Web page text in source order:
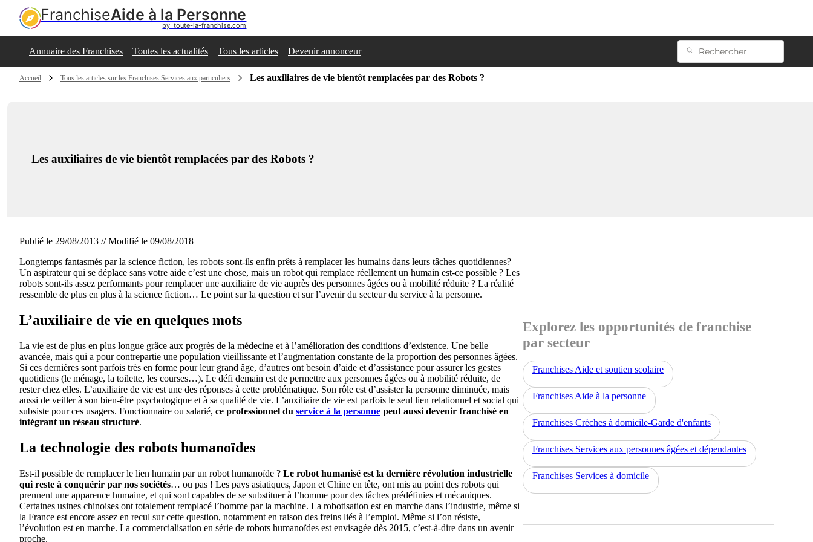
FranchiseAide à la Personne
by  toute-la-franchise.com
Annuaire des Franchises Toutes les actualités Tous les articles Devenir annonceur
Accueil Tous les articles sur les Franchises Services aux particuliers Les auxiliaires de vie bientôt remplacées par des Robots ?
Les auxiliaires de vie bientôt remplacées par des Robots ?
Publié le 29/08/2013 // Modifié le 09/08/2018
Longtemps fantasmés par la science fiction, les robots sont-ils enfin prêts à remplacer les humains dans leurs tâches quotidiennes?
Un aspirateur qui se déplace sans votre aide c’est une chose, mais un robot qui remplace réellement un humain est-ce possible ? Les
robots sont-ils assez performants pour remplacer une auxiliaire de vie auprès des personnes âgées ou à mobilité réduite ? La réalité
ressemble de plus en plus à la science fiction… Le point sur la question et sur l’avenir du secteur du service à la personne.
L’auxiliaire de vie en quelques mots
La vie est de plus en plus longue grâce aux progrès de la médecine et à l’amélioration des conditions d’existence. Une belle
avancée, mais qui a pour contrepartie une population vieillissante et l’augmentation constante de la proportion des personnes âgées.
Si ces dernières sont parfois très en forme pour leur grand âge, d’autres ont besoin d’aide et d’assistance pour assurer les gestes
quotidiens (le ménage, la toilette, les courses…). Le défi demain est de permettre aux personnes âgées ou à mobilité réduite, de
rester chez elles. L’auxiliaire de vie est une des réponses à cette problématique. Son rôle est d’assister la personne diminuée, mais
aussi de veiller à son bien-être psychologique et à sa qualité de vie. L’auxiliaire de vie est parfois le seul lien relationnel et social qui
subsiste pour ces usagers. Fonctionnaire ou salarié, ce professionnel du service à la personne peut aussi devenir franchisé en
intégrant un réseau structuré.
La technologie des robots humanoïdes
Est-il possible de remplacer le lien humain par un robot humanoïde ? Le robot humanisé est la dernière révolution industrielle
qui reste à conquérir par nos sociétés… ou pas ! Les pays asiatiques, Japon et Chine en tête, ont mis au point des robots qui
prennent une apparence humaine, et qui sont capables de se substituer à l’homme pour des tâches prédéfinies et mécaniques.
Certaines usines chinoises ont totalement remplacé l’homme par la machine. La robotisation est en marche dans l’industrie, même si
la France est encore assez en recul sur cette question, notamment en raison des freins liés à l’emploi. Même si l’on résiste,
l’évolution est en marche. La commercialisation en série de robots humanoïdes est envisagée dès 2015, c’est-à-dire dans un avenir
proche.
Explorez les opportunités de franchise
par secteur
Franchises Aide et soutien scolaire
Franchises Aide à la personne
Franchises Crèches à domicile-Garde d'enfants
Franchises Services aux personnes âgées et dépendantes
Franchises Services à domicile